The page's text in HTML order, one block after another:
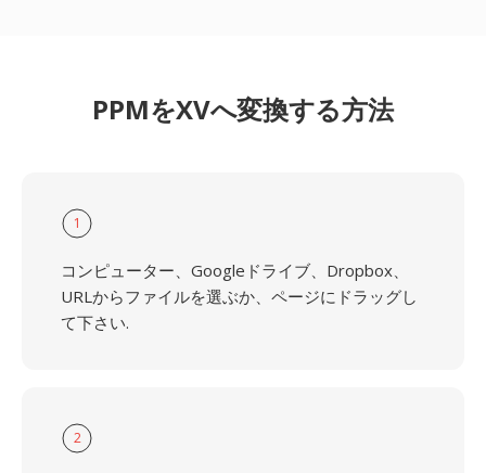
PPMをXVへ変換する方法
1
コンピューター、Googleドライブ、Dropbox、
URLからファイルを選ぶか、ページにドラッグし
て下さい.
2